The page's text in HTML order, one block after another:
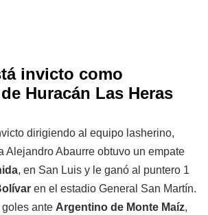
invicto como
Huracán Las Heras
dirigiendo al equipo lasherino,
Alejandro Abaurre obtuvo un empate
, en San Luis y le ganó al puntero 1
en el estadio General San Martín.
ante Argentino de Monte Maíz,